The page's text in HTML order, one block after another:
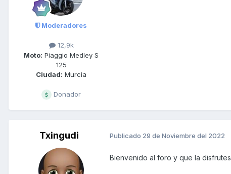
Moderadores
12,9k
Moto: Piaggio Medley S
125
Ciudad: Murcia
Donador
Txingudi Publicado 29 de Noviembre del 2022
Bienvenido al foro y que la disfrutes